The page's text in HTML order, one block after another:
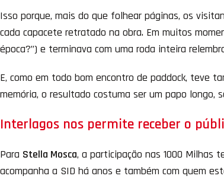
Isso porque, mais do que folhear páginas, os
cada capacete retratado na obra. Em muitos
época?”) e terminava com uma roda inteira
E, como em todo bom encontro de paddock, teve
memória, o resultado costuma ser um papo
Interlagos nos permite receber o
Para Stella Mosca, a participação nas 1000 Milhas
acompanha a SID há anos e também com quem